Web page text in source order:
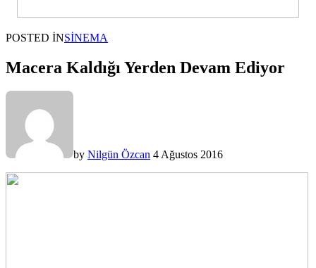
POSTED INSINEMA
Macera Kaldığı Yerden Devam Ediyor
by Nilgün Özcan 4 Ağustos 2016